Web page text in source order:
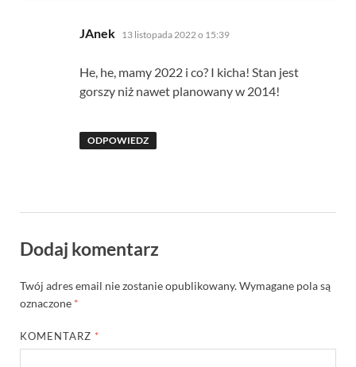
JAnek pisze:
13 listopada 2022 o 15:39
He, he, mamy 2022 i co? I kicha! Stan jest
gorszy niż nawet planowany w 2014!
ODPOWIEDZ
Dodaj komentarz
Twój adres email nie zostanie opublikowany.Wymagane pola są
oznaczone *
KOMENTARZ *